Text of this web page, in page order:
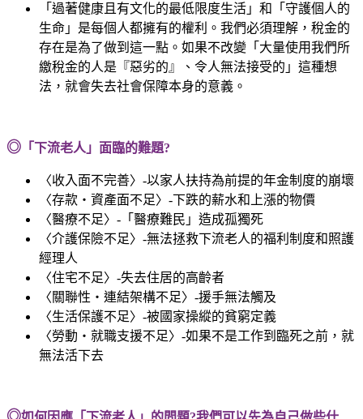
「過著健康且有文化的最低限度生活」和「守護個人的
生命」是每個人都擁有的權利。我們必須理解，稅金的
存在是為了做到這一點。如果不改變「大量使用我們所
繳稅金的人是『惡劣的』、令人無法接受的」這種想
法，就會失去社會保障本身的意義。
◎ 「下流老人」面臨的難題?
〈收入面不完善〉-以家人扶持為前提的年金制度的崩壞
〈存款‧資產面不足〉-下跌的薪水和上漲的物價
〈醫療不足〉-「醫療難民」造成孤獨死
〈介護保險不足〉-無法拯救下流老人的福利制度和照護
經理人
〈住宅不足〉-失去住居的高齡者
〈關聯性‧連結架構不足〉-援手無法觸及
〈生活保護不足〉-被國家操縱的貧窮定義
〈勞動‧就職支援不足〉-如果不是工作到臨死之前，就
無法活下去